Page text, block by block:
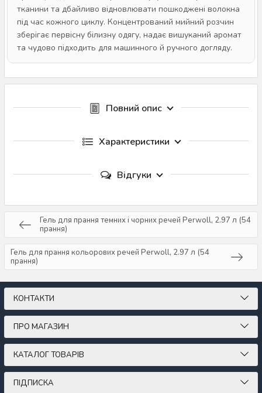
тканини та дбайливо відновлювати пошкоджені волокна
під час кожного циклу. Концентрований мийний розчин
зберігає первісну білизну одягу, надає вишуканий аромат
та чудово підходить для машинного й ручного догляду.
Повний опис
Характеристики
Відгуки
Гель для прання темних і чорних речей Perwoll, 2.97 л (54
прання)
Гель для прання кольорових речей Perwoll, 2.97 л (54
прання)
КОНТАКТИ
ПРО МАГАЗИН
КАТАЛОГ ТОВАРІВ
ПІДПИСКА